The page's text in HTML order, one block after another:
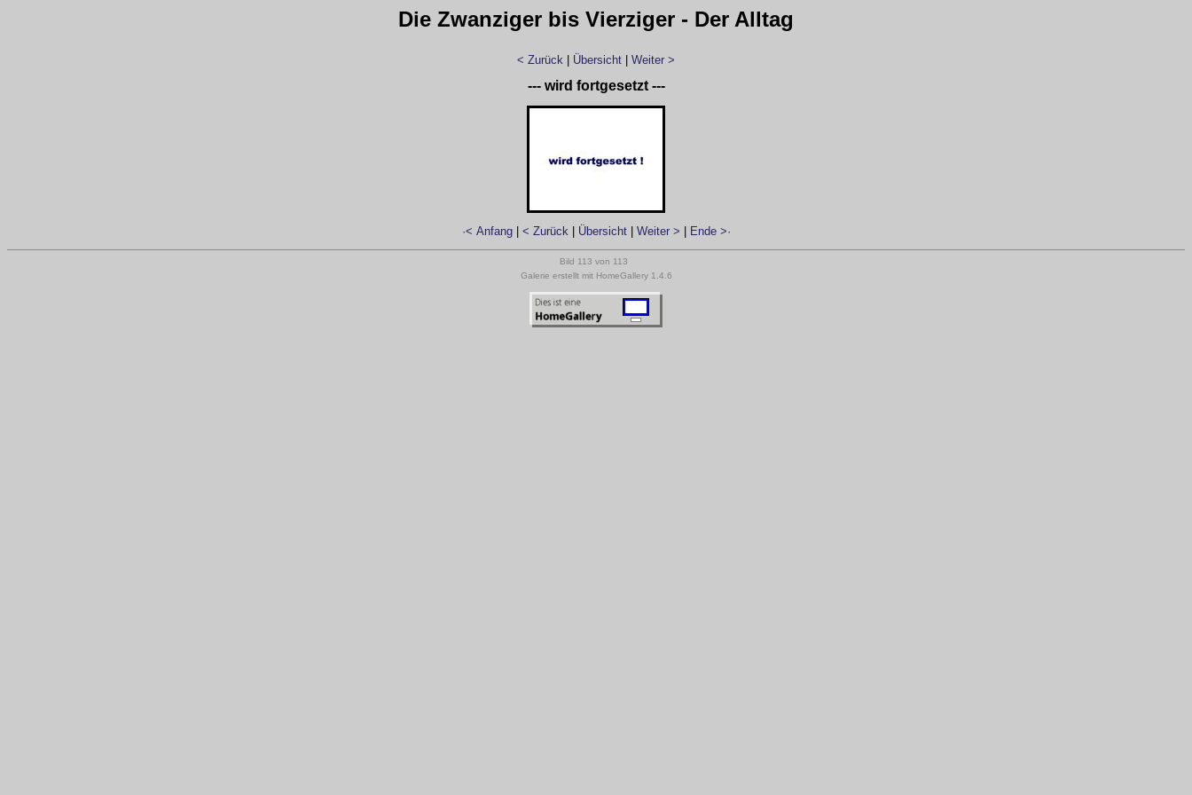
Die Zwanziger bis Vierziger - Der Alltag
< Zurück Übersicht Weiter >
--- wird fortgesetzt ---
·< Anfang| < Zurück| Übersicht| Weiter > Ende >·
Bild 113 von 113
Galerie erstellt mit HomeGallery 1.4.6